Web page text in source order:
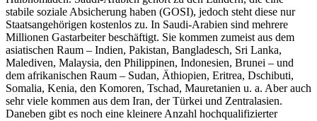
stabile soziale Absicherung haben (GOSI), jedoch steht diese nur
Staatsangehörigen kostenlos zu. In Saudi-Arabien sind mehrere
Millionen Gastarbeiter beschäftigt. Sie kommen zumeist aus dem
asiatischen Raum – Indien, Pakistan, Bangladesch, Sri Lanka,
Malediven, Malaysia, den Philippinen, Indonesien, Brunei – und
dem afrikanischen Raum – Sudan, Äthiopien, Eritrea, Dschibuti,
Somalia, Kenia, den Komoren, Tschad, Mauretanien u. a. Aber auch
sehr viele kommen aus dem Iran, der Türkei und Zentralasien.
Daneben gibt es noch eine kleinere Anzahl hochqualifizierter